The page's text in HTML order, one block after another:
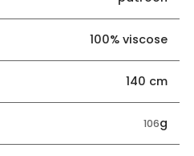
100% viscose
140 cm
106g